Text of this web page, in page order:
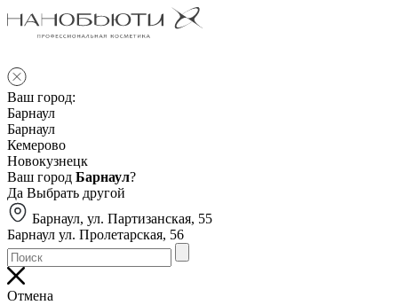
Ваш город:
Барнаул
Барнаул
Кемерово
Новокузнецк
Ваш город Барнаул?
Да Выбрать другой
Барнаул, ул. Партизанская, 55
Барнаул ул. Пролетарская, 56
Отмена